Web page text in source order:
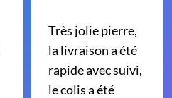
Très jolie pierre,
la livraison a été
rapide avec suivi,
le colis a été